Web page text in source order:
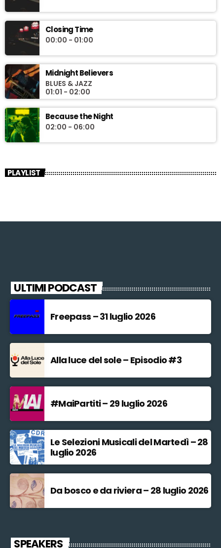
Closing Time
00:00 - 01:00
Midnight Believers
BLUES & JAZZ
01:01 - 02:00
Because the Night
02:00 - 06:00
PLAYLIST
ULTIMI PODCAST
Freepass – 31 luglio 2026
Alla luce del sole – Episodio #3
#MaiPartiti – 29 luglio 2026
Le Selezioni Musicali del Martedì – 28
luglio 2026
Da bosco e da riviera – 28 luglio 2026
SPEAKERS